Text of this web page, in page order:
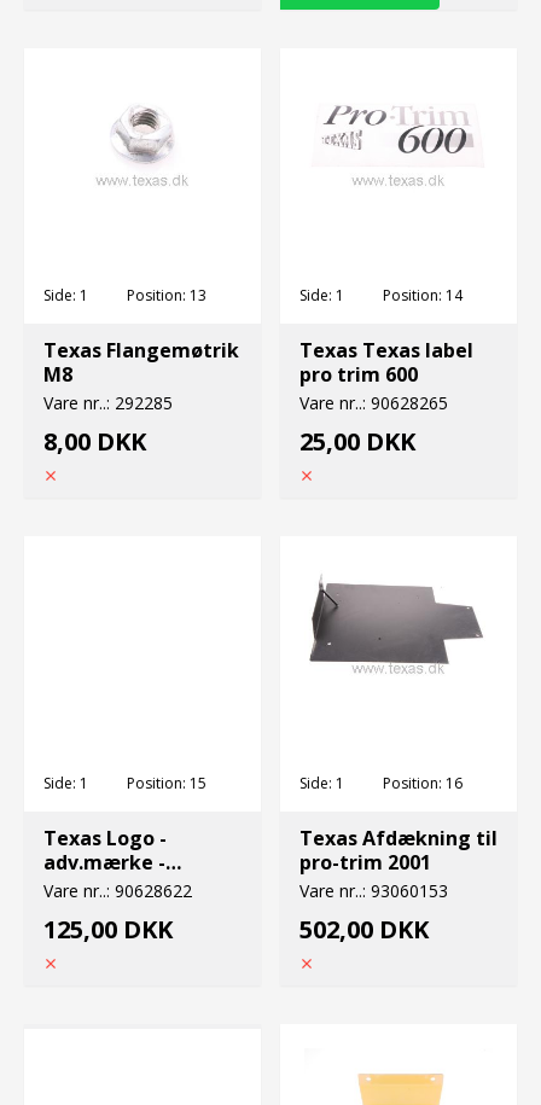
Side: 1 Position: 13
Texas Flangemøtrik
M8
Vare nr..: 292285
8,00 DKK
Side: 1 Position: 14
Texas Texas label
pro trim 600
Vare nr..: 90628265
25,00 DKK
Side: 1 Position: 15
Texas Logo -
adv.mærke -
høreværn
Vare nr..: 90628622
125,00 DKK
Side: 1 Position: 16
Texas Afdækning til
pro-trim 2001
Vare nr..: 93060153
502,00 DKK